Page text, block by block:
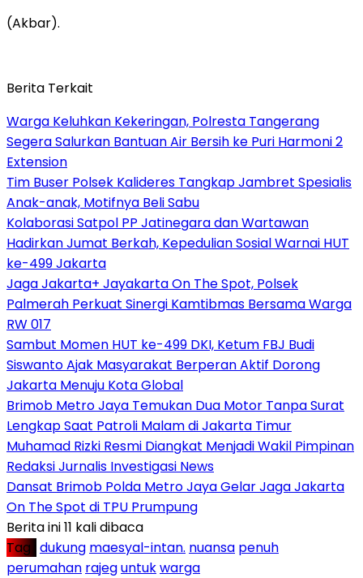
(Akbar).
Berita Terkait
Warga Keluhkan Kekeringan, Polresta Tangerang
Segera Salurkan Bantuan Air Bersih ke Puri Harmoni 2
Extension
Tim Buser Polsek Kalideres Tangkap Jambret Spesialis
Anak-anak, Motifnya Beli Sabu
Kolaborasi Satpol PP Jatinegara dan Wartawan
Hadirkan Jumat Berkah, Kepedulian Sosial Warnai HUT
ke-499 Jakarta
Jaga Jakarta+ Jayakarta On The Spot, Polsek
Palmerah Perkuat Sinergi Kamtibmas Bersama Warga
RW 017
Sambut Momen HUT ke-499 DKI, Ketum FBJ Budi
Siswanto Ajak Masyarakat Berperan Aktif Dorong
Jakarta Menuju Kota Global
Brimob Metro Jaya Temukan Dua Motor Tanpa Surat
Lengkap Saat Patroli Malam di Jakarta Timur
Muhamad Rizki Resmi Diangkat Menjadi Wakil Pimpinan
Redaksi Jurnalis Investigasi News
Dansat Brimob Polda Metro Jaya Gelar Jaga Jakarta
On The Spot di TPU Prumpung
Berita ini 11 kali dibaca
Tag : dukung maesyal-intan. nuansa penuh
perumahan rajeguntukwarga